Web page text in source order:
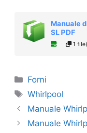
Manuale
SL PDF
1
Categorie
Forni
Tag
Whirlpool
Manuale
Manuale